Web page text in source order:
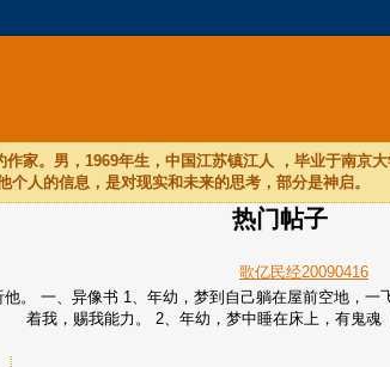
家。男，1969年生，中国江苏镇江人 ，毕业于南京
人的信息，是对现实和未来的思考，部分是神启。
热门帖子
歌亿民经20090416
。 一、异像书 1、年幼，梦到自己躺在屋前空地，
着我，赐我能力。 2、年幼，梦中睡在床上，有鬼魂